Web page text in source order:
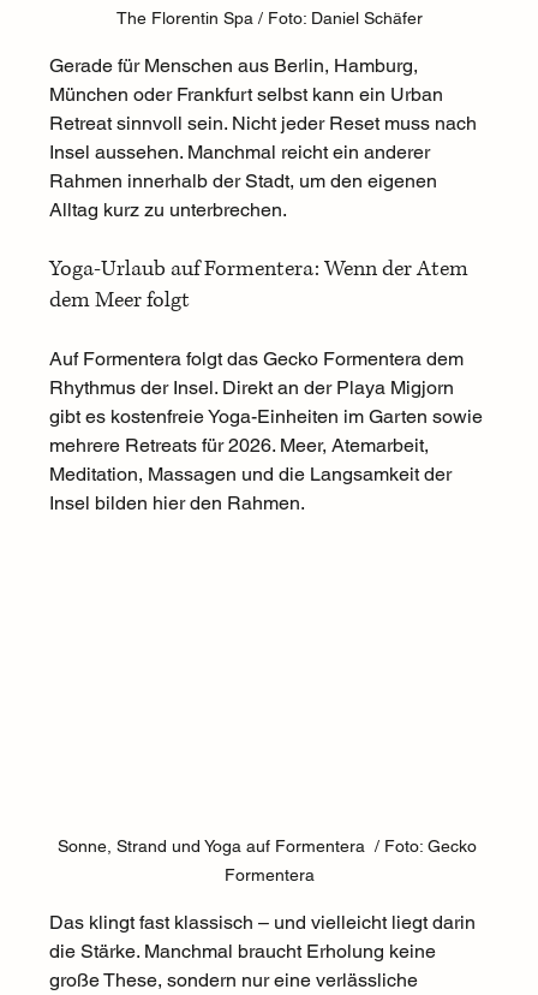
The Florentin Spa / Foto: Daniel Schäfer
Gerade für Menschen aus Berlin, Hamburg,
München oder Frankfurt selbst kann ein Urban
Retreat sinnvoll sein. Nicht jeder Reset muss nach
Insel aussehen. Manchmal reicht ein anderer
Rahmen innerhalb der Stadt, um den eigenen
Alltag kurz zu unterbrechen.
Yoga-Urlaub auf Formentera: Wenn der Atem
dem Meer folgt
Auf Formentera folgt das Gecko Formentera dem
Rhythmus der Insel. Direkt an der Playa Migjorn
gibt es kostenfreie Yoga-Einheiten im Garten sowie
mehrere Retreats für 2026. Meer, Atemarbeit,
Meditation, Massagen und die Langsamkeit der
Insel bilden hier den Rahmen.
Sonne, Strand und Yoga auf Formentera  / Foto: Gecko
Formentera
Das klingt fast klassisch – und vielleicht liegt darin
die Stärke. Manchmal braucht Erholung keine
große These, sondern nur eine verlässliche